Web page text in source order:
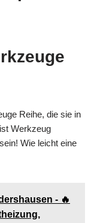
Reihe, die sie in
Werkzeug
Wie leicht eine
- 🔥